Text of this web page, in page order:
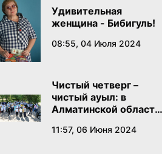
Удивительная
женщина - Бибигуль!
08:55, 04 Июля 2024
Чистый четверг –
чистый ауыл: в
Алматинской области
экологическая акция
11:57, 06 Июня 2024